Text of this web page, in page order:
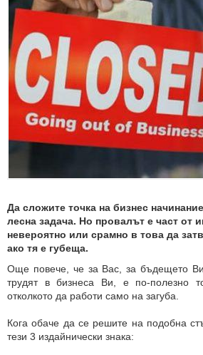
Да сложите точка на бизнес
лесна задача. Но провалът е част от
невероятно или срамно в това да
ако тя е губеща.
Още повече, че за Вас, за бъдещето
трудят в бизнеса Ви, е по-полезно
отколкото да работи само на загуба.
Кога обаче да се решите на подобна
тези 3 издайнически знака: